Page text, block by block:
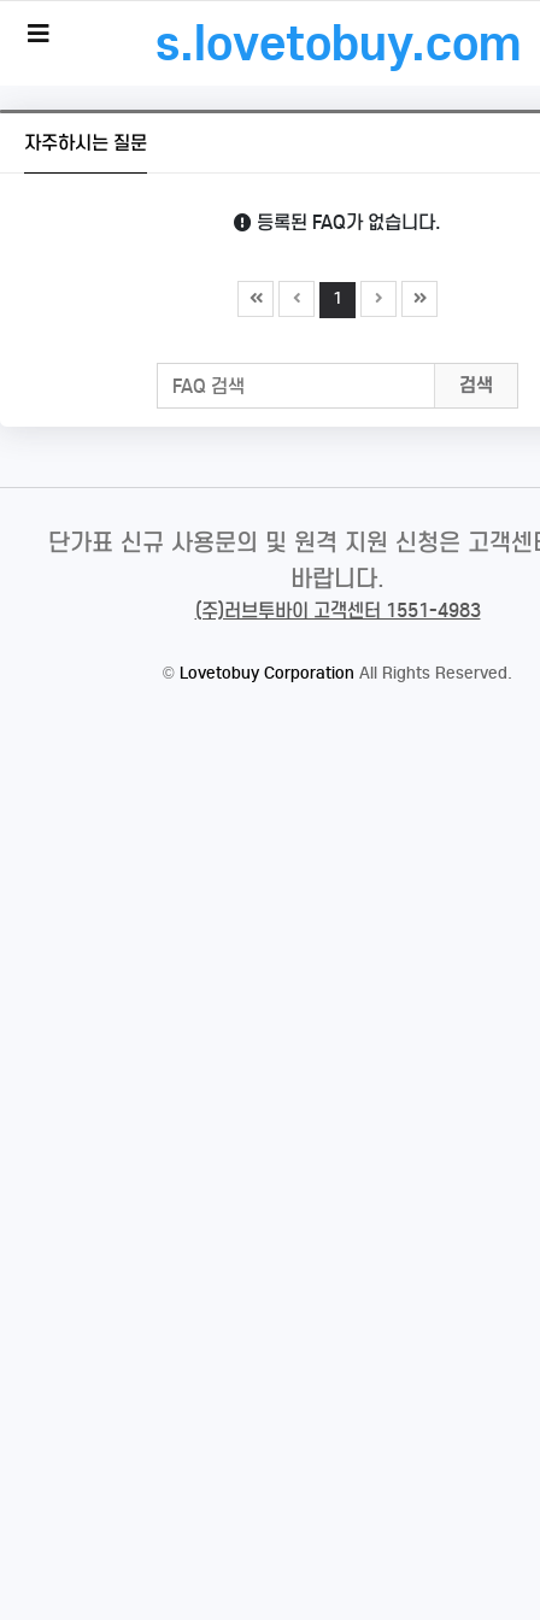
s.lovetobuy.com
메
튼
자주하시는 질문
등록된 FAQ가 없습니다.
1
검색
단가표 신규 사용문의 및 원격 지원 신청은 고객
바랍니다.
(주)러브투바이 고객센터 1551-4983
© Lovetobuy Corporation All Rights Reserved.